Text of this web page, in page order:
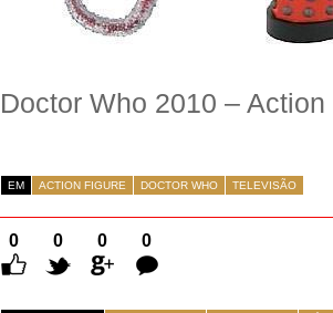
Doctor Who 2010 – Action
EM ACTION FIGURE DOCTOR WHO TELEVISÃO
0 0 0
0
Comentários